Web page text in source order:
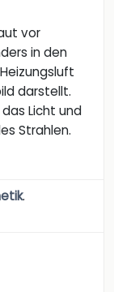
vor
in den
darstellt.
Licht und
Strahlen.
.